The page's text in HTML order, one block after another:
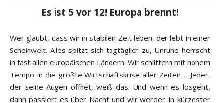
Es ist 5 vor 12! Europa brennt!
Wer glaubt, dass wir in stabilen Zeit leben, der lebt in einer
Scheinwelt. Alles spitzt sich tagtäglich zu, Unruhe herrscht
in fast allen europäischen Ländern. Wir schlittern mit hohem
Tempo in die größte Wirtschaftskrise aller Zeiten – Jeder,
der seine Augen öffnet, weiß das. Und wenn es losgeht,
dann passiert es über Nacht und wir werden in kürzester